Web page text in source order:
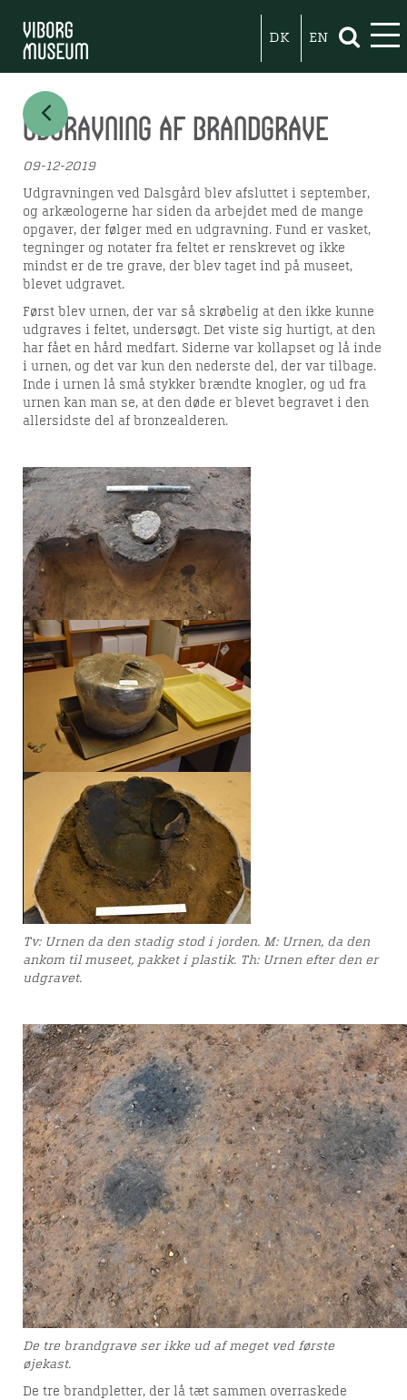
DK EN
Arkæologi
Udgravning af brandgrave
09-12-2019
Udgravningen ved Dalsgård blev afsluttet i september,
og arkæologerne har siden da arbejdet med de mange
opgaver, der følger med en udgravning. Fund er vasket,
tegninger og notater fra feltet er renskrevet og ikke
mindst er de tre grave, der blev taget ind på museet,
blevet udgravet.
Først blev urnen, der var så skrøbelig at den ikke kunne
udgraves i feltet, undersøgt. Det viste sig hurtigt, at den
har fået en hård medfart. Siderne var kollapset og lå inde
i urnen, og det var kun den nederste del, der var tilbage.
Inde i urnen lå små stykker brændte knogler, og ud fra
urnen kan man se, at den døde er blevet begravet i den
allersidste del af bronzealderen.
Tv: Urnen da den stadig stod i jorden. M: Urnen, da den
ankom til museet, pakket i plastik. Th: Urnen efter den er
udgravet.
De tre brandgrave ser ikke ud af meget ved første
øjekast.
De tre brandpletter, der lå tæt sammen overraskede